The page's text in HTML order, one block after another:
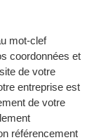
mot-clef
coordonnées et
de votre
entreprise est
de votre
référencement